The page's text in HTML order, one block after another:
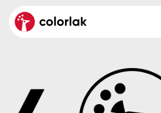
Velkoobchod
Colorlak Dekor